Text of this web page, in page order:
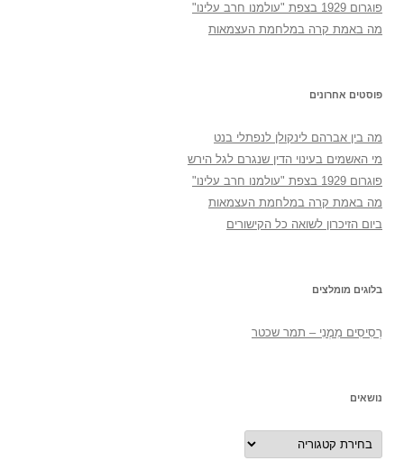
פוגרום 1929 בצפת "עולמנו חרב עלינו"
מה באמת קרה במלחמת העצמאות
פוסטים אחרונים
מה בין אברהם לינקולן לנפתלי בנט
מי האשמים בעינוי הדין שנגרם לגל הירש
פוגרום 1929 בצפת "עולמנו חרב עלינו"
מה באמת קרה במלחמת העצמאות
ביום הזיכרון לשואה כל הקישורים
בלוגים מומלצים
רְסִיסִים מִמֶנִי – תמר שכטר
נושאים
נושאים